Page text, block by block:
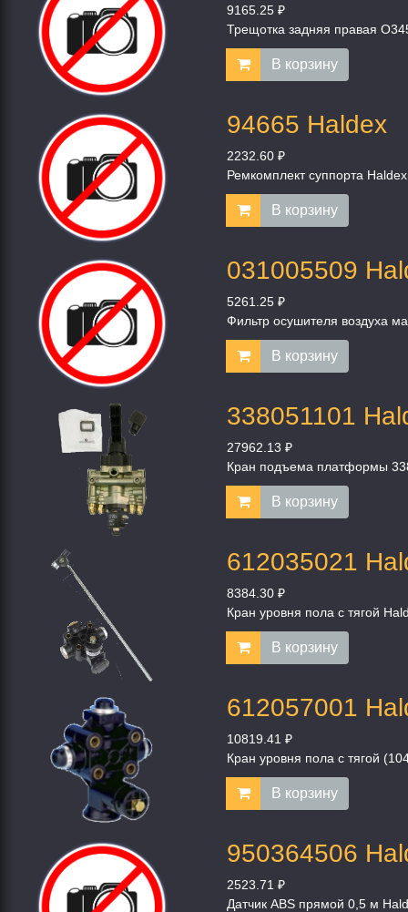
9165.25 ₽
Трещотка задняя правая
В корзину
94665 Haldex
2232.60 ₽
Ремкомплект суппорта Haldex
В корзину
031005509
5261.25 ₽
Фильтр осушителя воздуха
В корзину
338051101
27962.13 ₽
Кран подъема платформы
В корзину
612035021
8384.30 ₽
Кран уровня пола с тягой
В корзину
612057001
10819.41 ₽
Кран уровня пола с тягой
В корзину
950364506
2523.71 ₽
Датчик ABS прямой 0,5 м